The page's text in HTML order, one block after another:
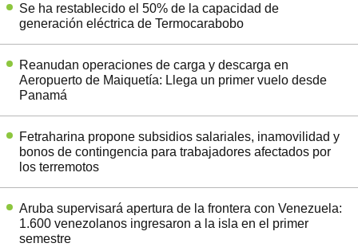
Se ha restablecido el 50% de la capacidad de
generación eléctrica de Termocarabobo
Reanudan operaciones de carga y descarga en
Aeropuerto de Maiquetía: Llega un primer vuelo desde
Panamá
Fetraharina propone subsidios salariales, inamovilidad y
bonos de contingencia para trabajadores afectados por
los terremotos
Aruba supervisará apertura de la frontera con Venezuela:
1.600 venezolanos ingresaron a la isla en el primer
semestre